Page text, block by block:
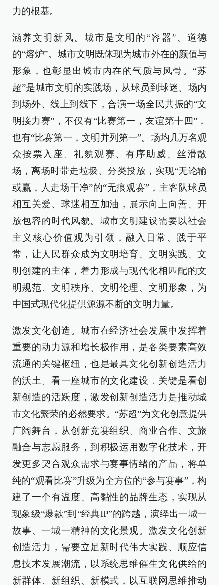
力的根基。
涵养文明新风。城市是文明的“容器”、道德
的“熔炉”。城市文明既体现为城市外在的颜值与
形象，也彰显出城市内在的气质与风骨。“苏
超”是城市文明的实践场，从球员到球迷、场内
到场外、线上到线下，合演一场全民共振的“文
明接力赛”，不仅有“比赛第一，友谊第十四”，
也有“比赛第一，文明并列第一”。场均几万名观
众按票入座、礼貌观赛、有序助威、丝滑散
场，离场时带走垃圾、分类投放，实现“无论输
或赢，人走场干净”的“无痕观赛”，主客队球员
相互关爱、球迷相互加油，展示向上向善、开
放包容的时代风貌。城市文明建设需要以社会
主义核心价值观为引领，融入日常、践于平
常，让人民群众成为文明培育、文明实践、文
明创建的主体，着力形成与现代化相匹配的文
明规范、文明秩序、文明伦理、文明形象，为
中国式现代化提供源源不断的文明力量。
激发文化创造。城市在经济社会发展中发挥着
重要的动力源和增长极作用，是各类要素高效
流通的关键枢纽，也是最具文化创新创造活力
的沃土。看一座城市的文化建设，关键是看创
新创造的活跃度，激发创新创造活力是推动城
市文化繁荣的必然要求。“苏超”为文化创意提供
广阔舞台，从创新竞赛组织、商业合作、文旅
融合与志愿服务，到积极运用数字化技术，开
发更多契合观众需求与赛事情绪的产品，将单
纯的“观看比赛”升级为全方位的“参与赛事”，构
建了一个有温度、高黏性的品牌生态，实现从
现象级“爆款”到“经典IP”的跨越，演绎出一城一
故事、一城一精神的文化景观。激发文化创新
创造活力，需要立足新时代伟大实践、顺应信
息技术发展潮流，以系统思维催生文化供给的
新群体、新组织、新模式，以互联网思维推动